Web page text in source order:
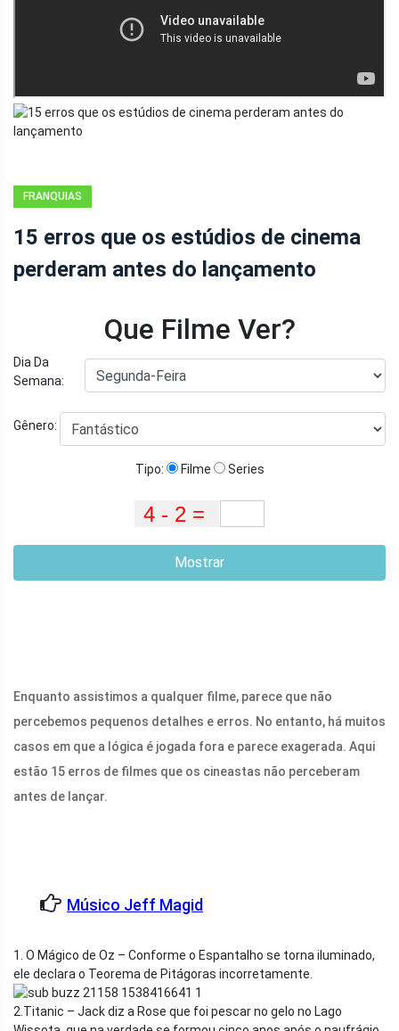
FRANQUIAS
15 erros que os estúdios de cinema
perderam antes do lançamento
Que Filme Ver?
Dia Da
Semana:
Gênero:
Tipo: Filme Series
Mostrar
Enquanto assistimos a qualquer filme, parece que não
percebemos pequenos detalhes e erros. No entanto, há muitos
casos em que a lógica é jogada fora e parece exagerada. Aqui
estão 15 erros de filmes que os cineastas não perceberam
antes de lançar.
Músico Jeff Magid
1. O Mágico de Oz – Conforme o Espantalho se torna iluminado,
ele declara o Teorema de Pitágoras incorretamente.
2.Titanic – Jack diz a Rose que foi pescar no gelo no Lago